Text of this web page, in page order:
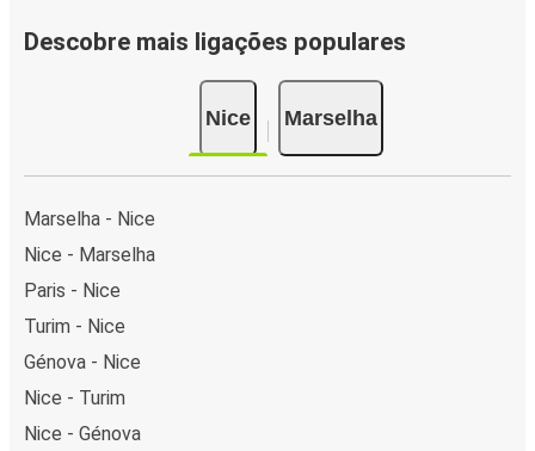
Descobre mais ligações populares
Nice Marselha
Marselha - Nice
Nice - Marselha
Paris - Nice
Turim - Nice
Génova - Nice
Nice - Turim
Nice - Génova